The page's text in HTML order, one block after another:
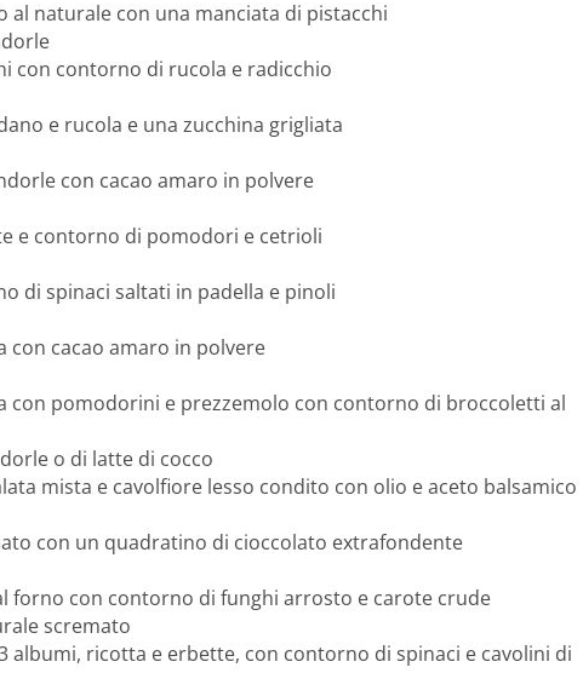
al naturale con una manciata di pistacchi
con contorno di rucola e radicchio
e rucola e una zucchina grigliata
con cacao amaro in polvere
e contorno di pomodori e cetrioli
di spinaci saltati in padella e pinoli
con cacao amaro in polvere
con pomodorini e prezzemolo con contorno di broccoletti al
o di latte di cocco
mista e cavolfiore lesso condito con olio e aceto balsamico
con un quadratino di cioccolato extrafondente
forno con contorno di funghi arrosto e carote crude
scremato
albumi, ricotta e erbette, con contorno di spinaci e cavolini di